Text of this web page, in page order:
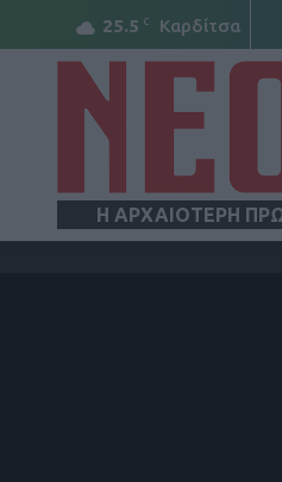
25.5 C Καρδίτσα
Η ΑΡΧΑΙΟΤΕΡΗ